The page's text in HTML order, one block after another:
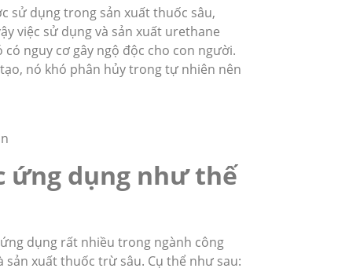
sử dụng trong sản xuất thuốc sâu,
việc sử dụng và sản xuất urethane
có nguy cơ gây ngộ độc cho con người.
nó khó phân hủy trong tự nhiên nên
ứng dụng như thế
dụng rất nhiều trong ngành công
sản xuất thuốc trừ sâu. Cụ thể như sau: